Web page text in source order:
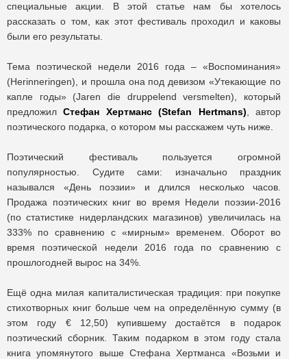
специальные акции. В этой статье нам бы хотелось
рассказать о том, как этот фестиваль проходил и каковы
были его результаты.
Тема поэтической недели 2016 года – «Воспоминания»
(Herinneringen), и прошла она под девизом «Утекающие по
капле годы» (Jaren die druppelend versmelten), который
предложилСтефан Хертманс (Stefan Hertmans) , автор
поэтического подарка, о котором мы расскажем чуть ниже.
Поэтический фестиваль пользуется огромной
популярностью. Судите сами: изначально праздник
назывался «День поэзии» и длился несколько часов.
Продажа поэтических книг во время Недели поэзии-2016
(по статистике нидерландских магазинов) увеличилась на
333% по сравнению с «мирным» временем. Оборот во
время поэтической недели 2016 года по сравнению с
прошлогодней вырос на 34%.
Ещё одна милая капиталистическая традиция: при покупке
стихотворных книг больше чем на определённую сумму (в
этом году € 12,50) купившему достаётся в подарок
поэтический сборник. Таким подарком в этом году стала
книга упомянутого выше Стефана Хертманса «Возьми и